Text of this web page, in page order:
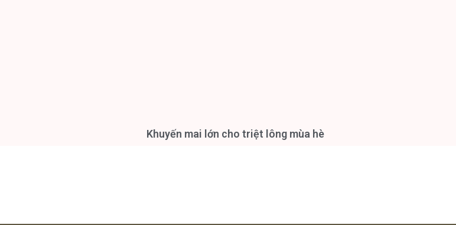
Khuyến mai lớn cho triệt lông mùa hè